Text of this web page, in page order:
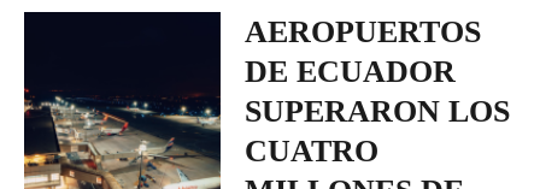
AEROPUERTOS
DE ECUADOR
SUPERARON LOS
CUATRO